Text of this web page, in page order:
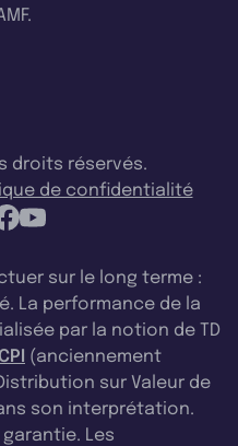
droits réservés.
de confidentialité
sur le long terme :
La performance de la
par la notion de TD
(anciennement
sur Valeur de
son interprétation.
Les